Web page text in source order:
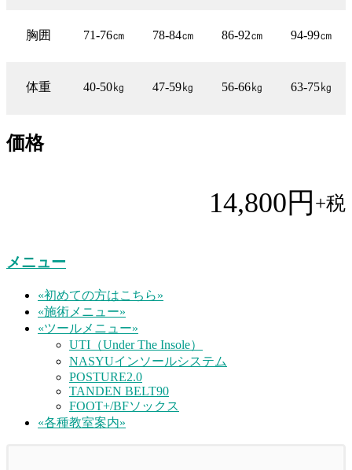
胸囲 71-76㎝ 78-84㎝ 86-92㎝ 94-99㎝
体重 40-50㎏ 47-59㎏ 56-66㎏ 63-75㎏
価格
14,800円 +税
メニュー
«初めての方はこちら»
«施術メニュー»
«ツールメニュー»
UTI（Under The Insole）
NASYUインソールシステム
POSTURE2.0
TANDEN BELT90
FOOT+/BFソックス
«各種教室案内»